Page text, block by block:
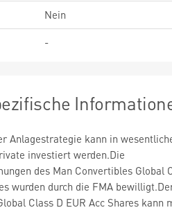
Nein
-
Anlagestrategie kann in
investiert werden.Die
des Man Convertibles Global
wurden durch die FMA
Class D EUR Acc Shares kann